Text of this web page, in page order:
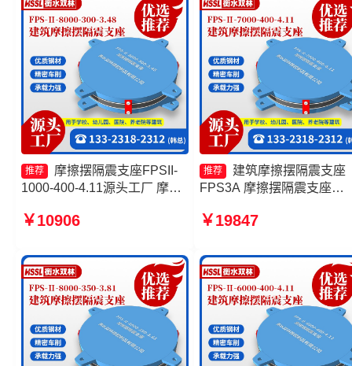
推荐
摩擦摆隔震支座FPSII-
1000-400-4.11源头工厂 摩擦
3.48 摩擦摆隔震支座FPSII-
摆减隔震球形支座生产厂家
￥10906
推荐
建筑摩擦摆隔震支座
FPS3A 摩擦摆隔震支座
家 摩擦摆隔震支座FPSII-
震支座FPSII-4000-400-
￥19847